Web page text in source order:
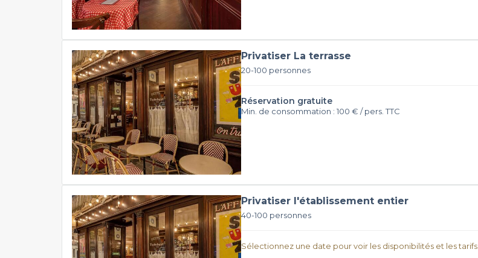
Privatiser La terrasse
20-100 personnes
Réservation gratuite
Min. de consommation : 100 € / pers. TTC
Privatiser l'établissement entier
40-100 personnes
Sélectionnez une date pour voir les disponibilités et les tarifs.